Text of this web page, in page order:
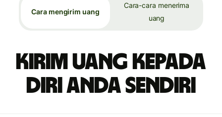
Cara mengirim uang
Cara-cara menerima
uang
Kirim uang kepada
diri Anda sendiri